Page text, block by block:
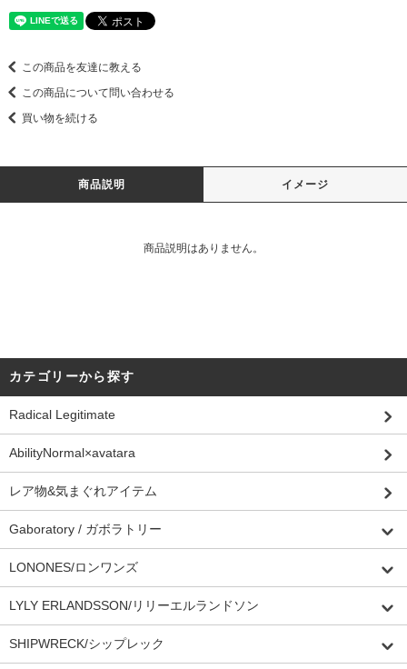
この商品を友達に教える
この商品について問い合わせる
買い物を続ける
商品説明 イメージ
商品説明はありません。
カテゴリーから探す
Radical Legitimate
AbilityNormal×avatara
レア物&気まぐれアイテム
Gaboratory / ガボラトリー
LONONES/ロンワンズ
LYLY ERLANDSSON/リリーエルランドソン
SHIPWRECK/シップレック